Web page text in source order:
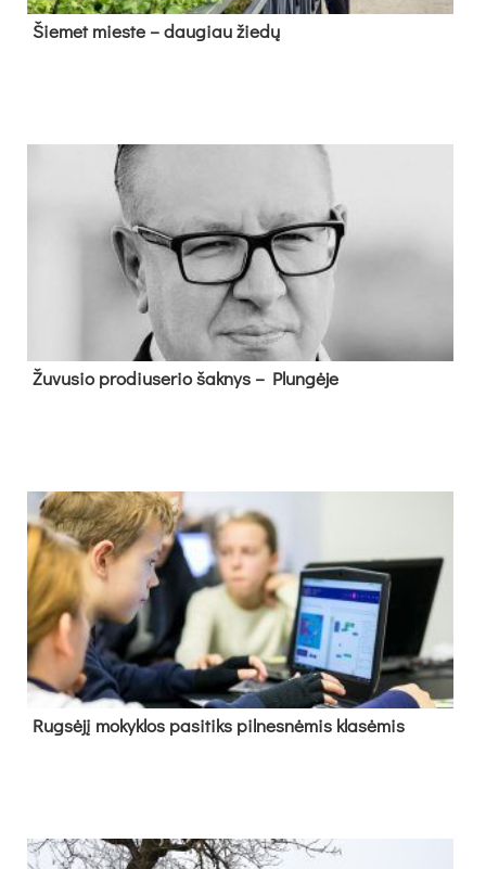
Šie­met mies­te – dau­giau žie­dų
Žu­vu­sio pro­diu­se­rio šak­nys – Plun­gė­je
Rug­sė­jį mo­kyk­los pa­si­tiks pil­nes­nė­mis kla­sė­mis